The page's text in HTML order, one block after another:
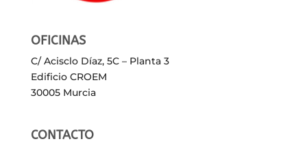
OFICINAS
C/ Acisclo Díaz, 5C – Planta 3
Edificio CROEM
30005 Murcia
CONTACTO